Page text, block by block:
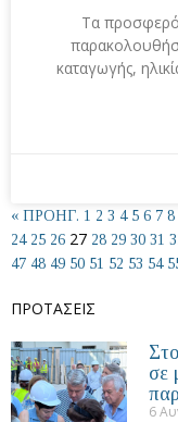
Τα
καταγωγής,
« ΠΡΟΗΓ. 1 2 3 4 5 6 7 8
24 25 26 27 28 29 30 31
47 48 49 50 51 52 53 54
ΠΡΟΤΑΣΕΙΣ
σε
6